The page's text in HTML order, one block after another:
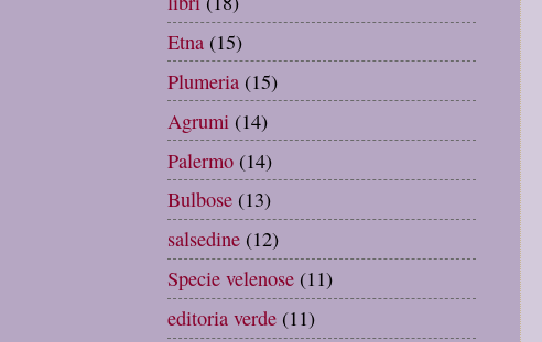
Etna (15)
Plumeria (15)
Agrumi (14)
Palermo (14)
Bulbose (13)
salsedine (12)
Specie velenose (11)
editoria verde (11)